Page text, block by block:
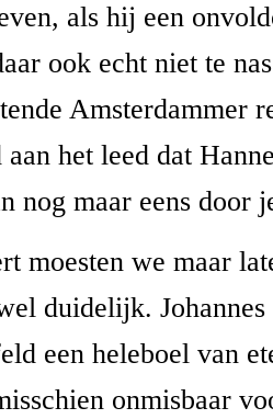
als hij een
ook echt niet te
Amsterdammer
het leed dat
nog maar eens door
moesten we maar
duidelijk.
een heleboel van
onmisbaar